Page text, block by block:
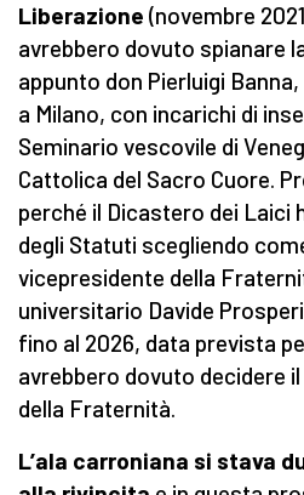
Liberazione (novembre
avrebbero dovuto spianare
appunto don Pierluigi
a Milano, con incarichi di
Seminario vescovile di
Cattolica del Sacro Cuore.
perché il Dicastero dei Laici
degli Statuti scegliendo
vicepresidente della
universitario Davide
fino al 2026, data prevista
avrebbero dovuto decidere
della Fraternità.
L’ala carroniana si stava